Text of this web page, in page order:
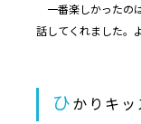
一番楽しかったの
話してくれました。
ひ かりキ